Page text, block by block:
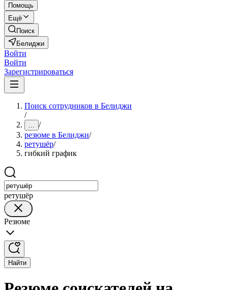
Помощь
Ещё
Поиск
Белиджи
Войти
Войти
Зарегистрироваться
Поиск сотрудников в Белиджи
/
... /
резюме в Белиджи/
ретушёр/
гибкий график
ретушёр
Резюме
Найти